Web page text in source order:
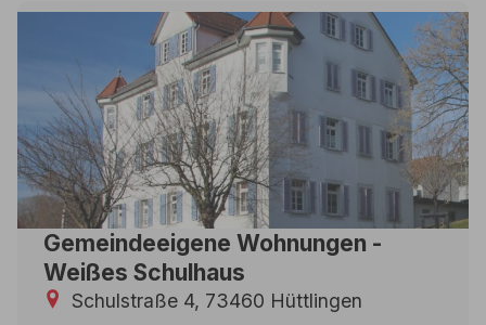
Gemeindeeigene Wohnungen -
Weißes Schulhaus
Schulstraße 4, 73460 Hüttlingen